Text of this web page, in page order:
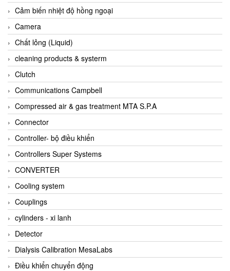
Airtac Vietnam
Airtec Vietnam
AI-Tek Vietnam
Akerstroms Viet Nam
AKO Armaturen & Separationstechnik
AKO Armaturen & Separationstechnik Vietnam
AKUSENSE
ALA OFFICINE SPA
Albrecht-Automatik Viet Nam
Allen Bradley Vietnam
Alpha Moisture Vietnam
Alpha-Achem Vietnam
Alphino
ALRE-IT Vietnam
Altech
Amarillo Gear
Ametek
Cảm biến nhiệt độ hồng ngoại
Camera
Chất lỏng (Liquid)
cleaning products & systerm
Clutch
Communications Campbell
Compressed air & gas treatment MTA S.P.A
Connector
Controller- bộ điều khiển
Controllers Super Systems
CONVERTER
Cooling system
Couplings
cylinders - xi lanh
Detector
Dialysis Calibration MesaLabs
Điều khiển chuyển động